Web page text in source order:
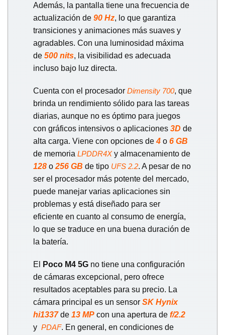
Además, la pantalla tiene una frecuencia de
actualización de 90 Hz, lo que garantiza
transiciones y animaciones más suaves y
agradables. Con una luminosidad máxima
de 500 nits, la visibilidad es adecuada
incluso bajo luz directa.
Cuenta con el procesador Dimensity 700, que
brinda un rendimiento sólido para las tareas
diarias, aunque no es óptimo para juegos
con gráficos intensivos o aplicaciones 3D de
alta carga. Viene con opciones de4 o 6 GB
de memoria LPDDR4Xy almacenamiento de
128 o 256 GB de tipo UFS 2.2. A pesar de no
ser el procesador más potente del mercado,
puede manejar varias aplicaciones sin
problemas y está diseñado para ser
eficiente en cuanto al consumo de energía,
lo que se traduce en una buena duración de
la batería.
El Poco M4 5G no tiene una configuración
de cámaras excepcional, pero ofrece
resultados aceptables para su precio. La
cámara principal es un sensor SK Hynix
hi1337de 13 MP con una apertura de f/2.2
y PDAF. En general, en condiciones de